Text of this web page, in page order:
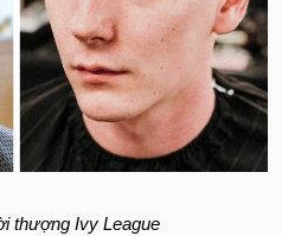
thượng Ivy League